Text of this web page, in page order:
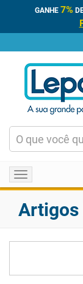
GANHE 7%
Toggle
navigation
Artigos